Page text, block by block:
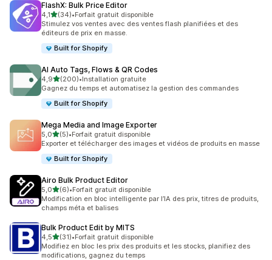
FlashX: Bulk Price Editor
4,1étoile(s) sur 5
(34)
34 avis au total
•Forfait gratuit disponible
Stimulez vos ventes avec des ventes flash planifiées et des
éditeurs de prix en masse.
Built for Shopify
AI Auto Tags, Flows & QR Codes
4,9étoile(s) sur 5
(200)
200 avis au total
•Installation gratuite
Gagnez du temps et automatisez la gestion des commandes
Built for Shopify
Mega Media and Image Exporter
5,0étoile(s) sur 5
(5)
5 avis au total
•Forfait gratuit disponible
Exporter et télécharger des images et vidéos de produits en masse
Built for Shopify
Airo Bulk Product Editor
5,0étoile(s) sur 5
(6)
6 avis au total
•Forfait gratuit disponible
Modification en bloc intelligente par l’IA des prix, titres de produits,
champs méta et balises
Bulk Product Edit by MITS
4,5étoile(s) sur 5
(31)
31 avis au total
•Forfait gratuit disponible
Modifiez en bloc les prix des produits et les stocks, planifiez des
modifications, gagnez du temps